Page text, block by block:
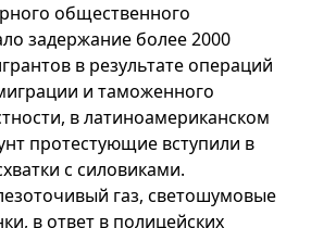
общественного
задержание более 2000
в результате операций
и таможенного
в латиноамериканском
протестующие вступили в
с силовиками.
газ, светошумовые
в ответ в полицейских